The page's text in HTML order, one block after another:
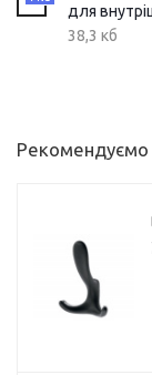
для
38,3 кб
Рекомендуємо